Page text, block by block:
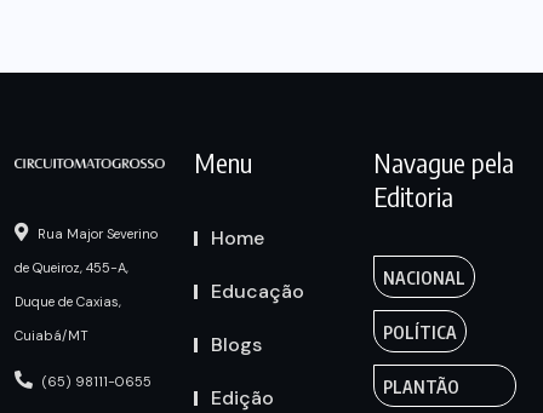
Rua Major Severino
de Queiroz, 455-A,
Duque de Caxias,
Cuiabá/MT
(65) 98111-0655
Menu
Home
Educação
Blogs
Edição
Navague pela
Editoria
NACIONAL
POLÍTICA
PLANTÃO